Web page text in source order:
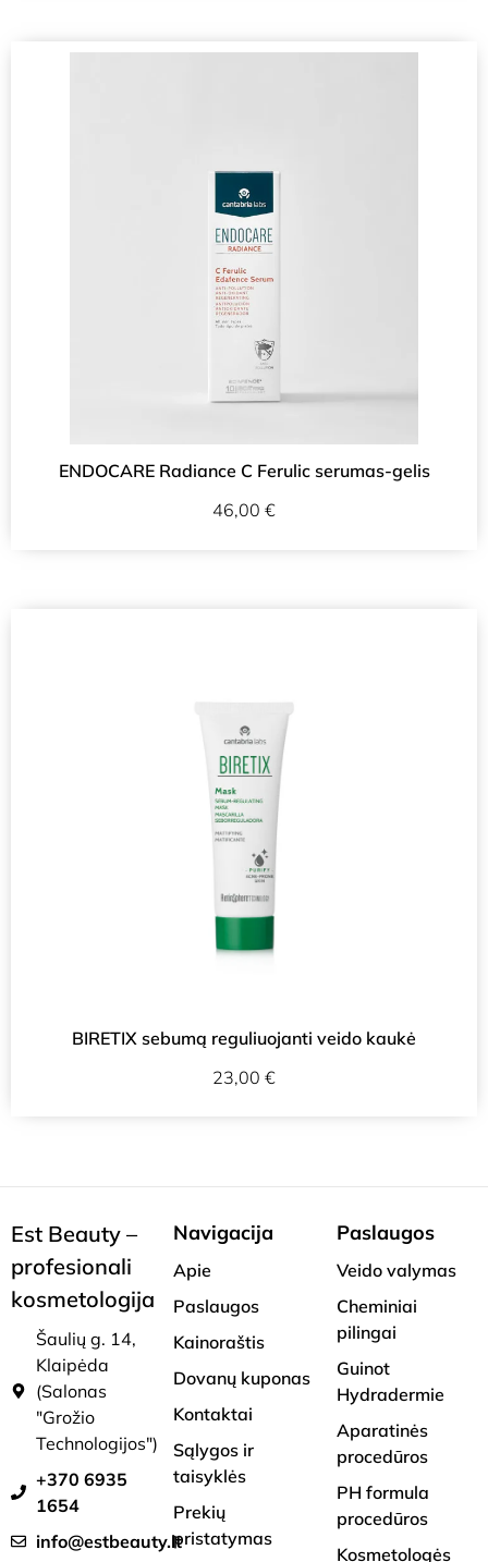
ENDOCARE Radiance C Ferulic serumas-gelis
46,00 €
BIRETIX sebumą reguliuojanti veido kaukė
23,00 €
Est Beauty –
profesionali
kosmetologija
Šaulių g. 14,
Klaipėda
(Salonas
"Grožio
Technologijos")
+370 6935
1654
info@estbeauty.lt
Navigacija
Apie
Paslaugos
Kainoraštis
Dovanų kuponas
Kontaktai
Sąlygos ir
taisyklės
Prekių
pristatymas
Paslaugos
Veido valymas
Cheminiai
pilingai
Guinot
Hydradermie
Aparatinės
procedūros
PH formula
procedūros
Kosmetologės